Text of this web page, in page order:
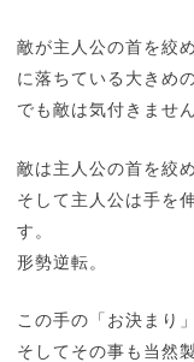
敵が主人公の首を絞
に落ちている大きめ
でも敵は気付きません
敵は主人公の首を絞
そして主人公は手を
す。
形勢逆転。
この手の「お決まり
そしてその事も当然